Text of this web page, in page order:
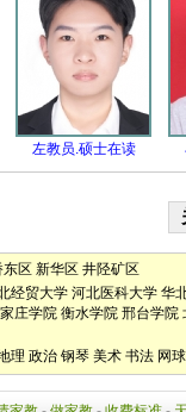
左教员.硕士在读
东区 新华区 井陉矿区
经贸大学 河北医科大学 华
庄学院 衡水学院 邢台学院
理 政治 钢琴 美术 书法 网球